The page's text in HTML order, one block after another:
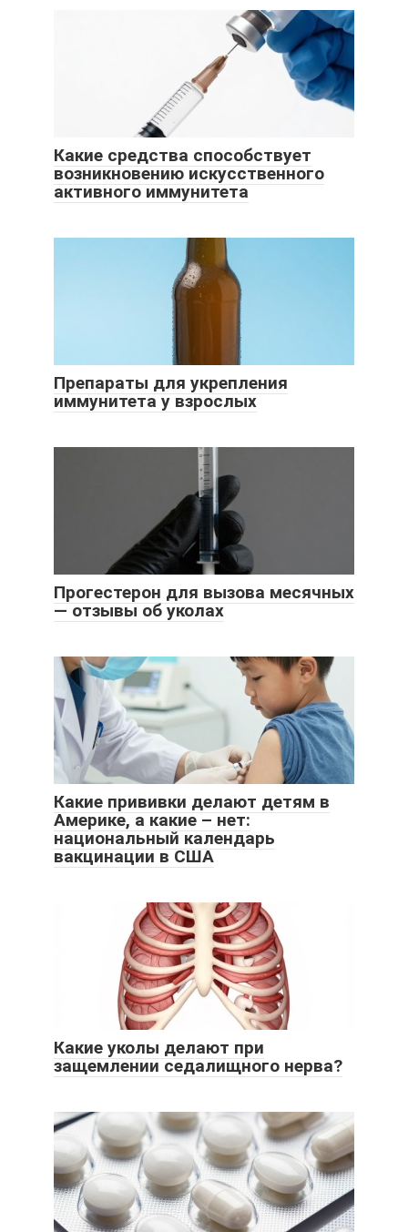
Какие средства способствует
возникновению искусственного
активного иммунитета
Препараты для укрепления
иммунитета у взрослых
Прогестерон для вызова месячных
— отзывы об уколах
Какие прививки делают детям в
Америке, а какие – нет:
национальный календарь
вакцинации в США
Какие уколы делают при
защемлении седалищного нерва?